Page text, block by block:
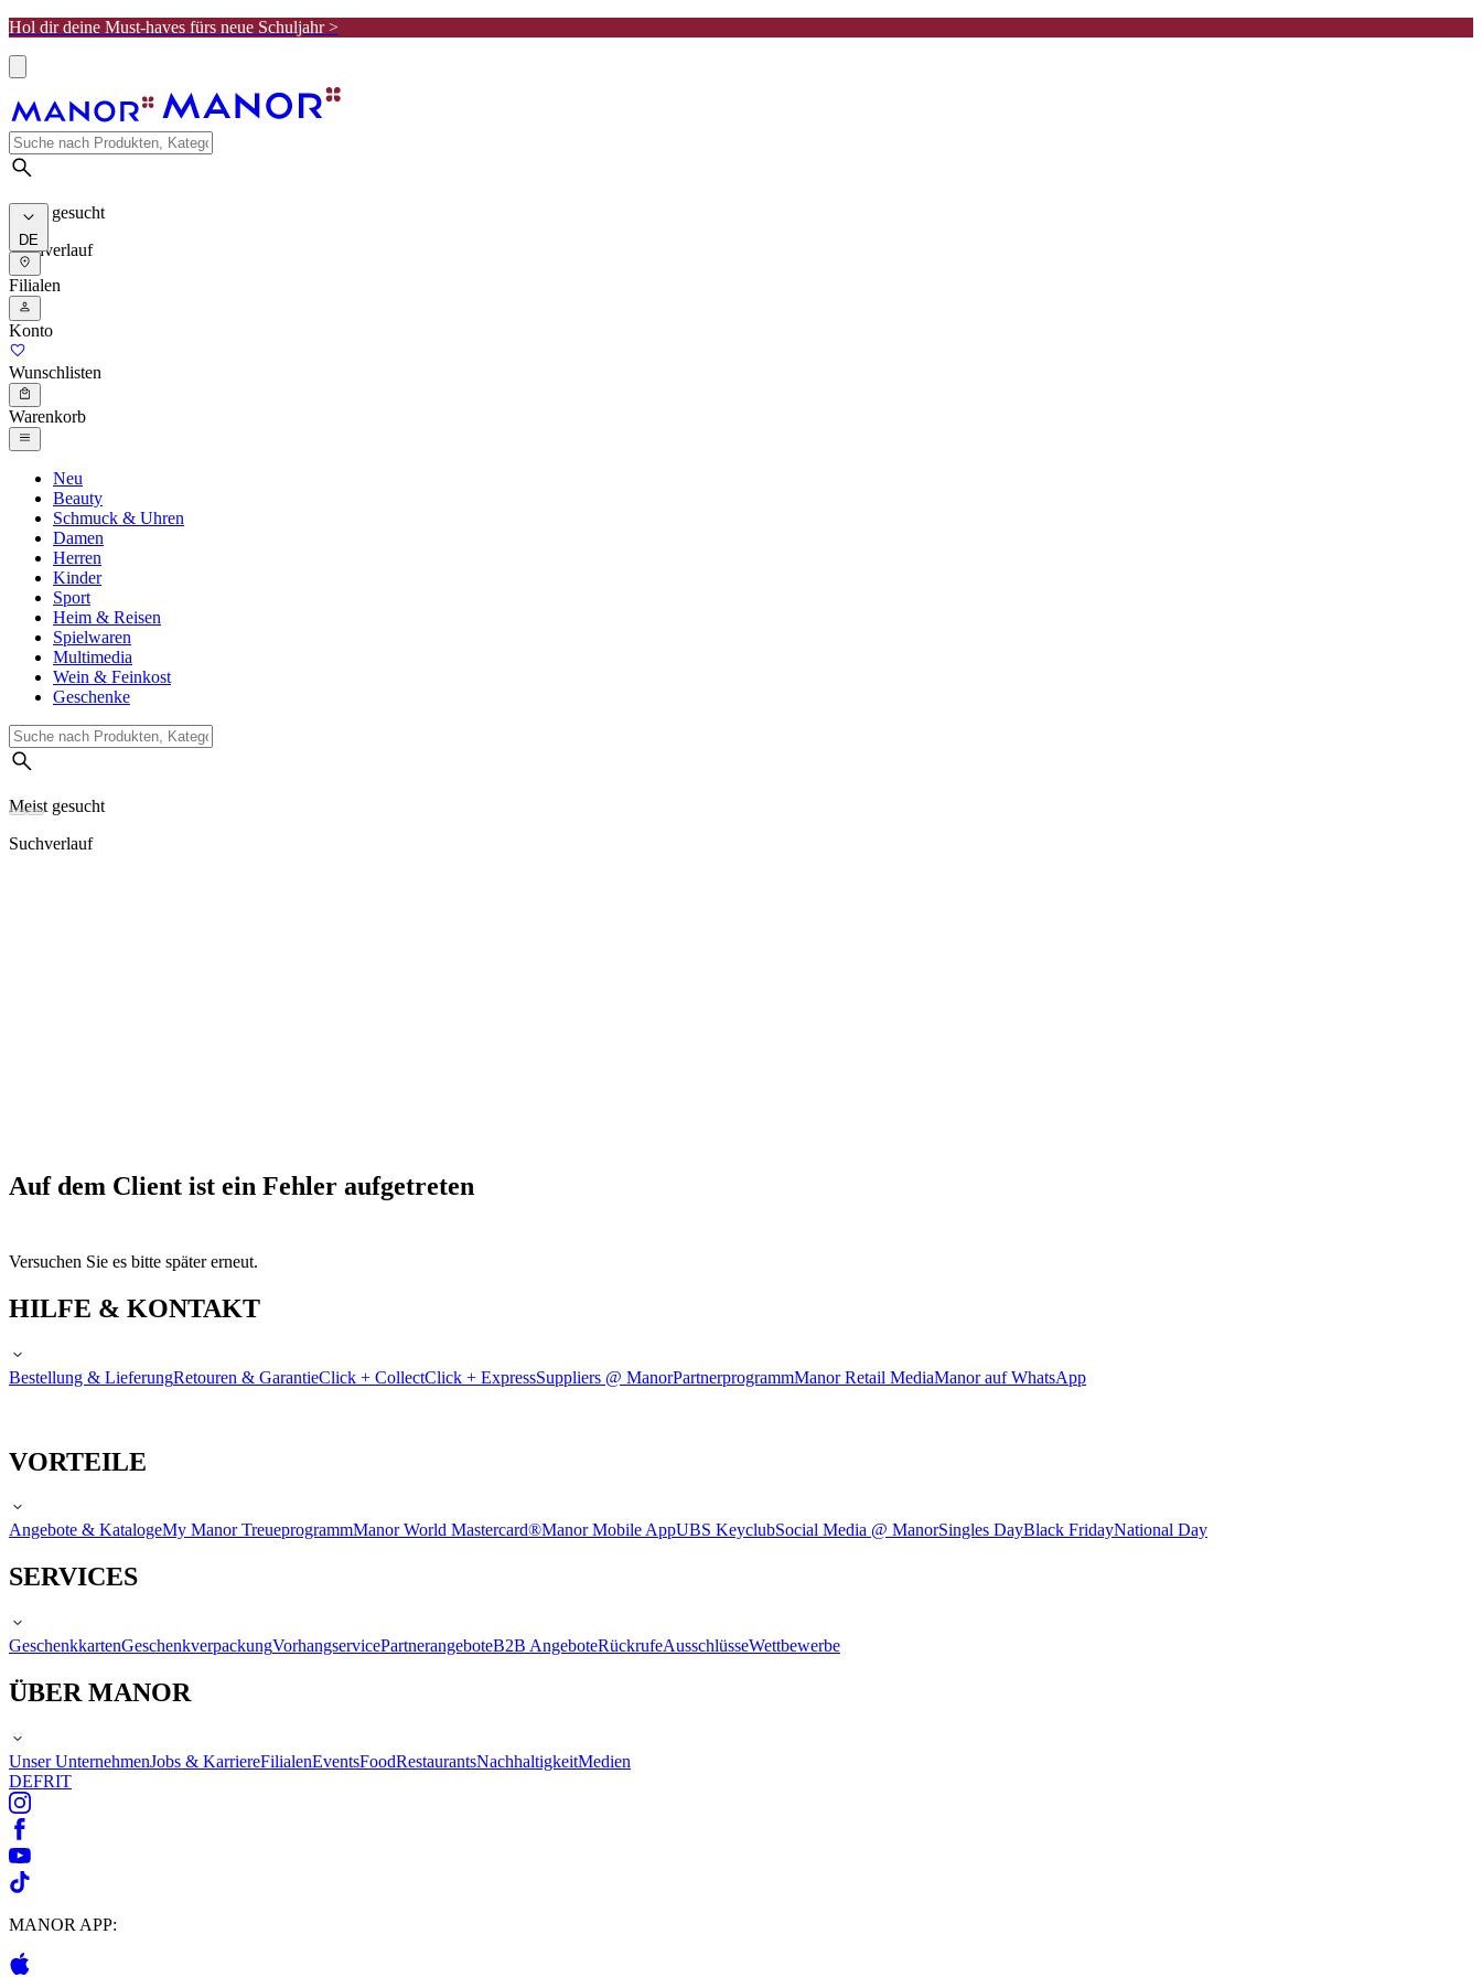
Hol dir deine Must-haves fürs neue Schuljahr >
Meist gesucht
Suchverlauf
DE
Filialen
Konto
Wunschlisten
Warenkorb
Neu
Beauty
Schmuck & Uhren
Damen
Herren
Kinder
Sport
Heim & Reisen
Spielwaren
Multimedia
Wein & Feinkost
Geschenke
Meist gesucht
Suchverlauf
Auf dem Client ist ein Fehler aufgetreten
Versuchen Sie es bitte später erneut.
HILFE & KONTAKT
Bestellung & LieferungRetouren & GarantieClick + CollectClick + ExpressSuppliers @ ManorPartnerprogrammManor Retail MediaManor auf WhatsApp
VORTEILE
Angebote & KatalogeMy Manor TreueprogrammManor World Mastercard®Manor Mobile AppUBS KeyclubSocial Media @ ManorSingles DayBlack FridayNational Day
SERVICES
GeschenkkartenGeschenkverpackungVorhangservicePartnerangeboteB2B AngeboteRückrufeAusschlüsseWettbewerbe
ÜBER MANOR
Unser UnternehmenJobs & KarriereFilialenEventsFoodRestaurantsNachhaltigkeitMedien
DEFRIT
MANOR APP: